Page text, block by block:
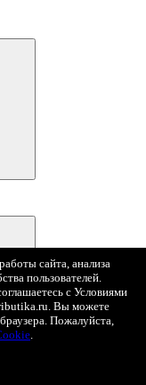
сайта, анализа
пользователей.
с Условиями
Вы можете
Пожалуйста,
.